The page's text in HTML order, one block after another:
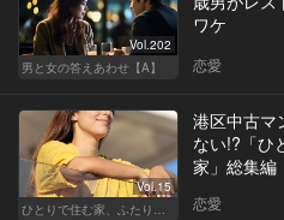
Vol.202
男と女の答えあわせ【A】
ワケ
恋愛
Vol.15
ひとりで住む家、ふたりで棲む家
港区中古マ
ない!?「ひ
家」総集編
恋愛